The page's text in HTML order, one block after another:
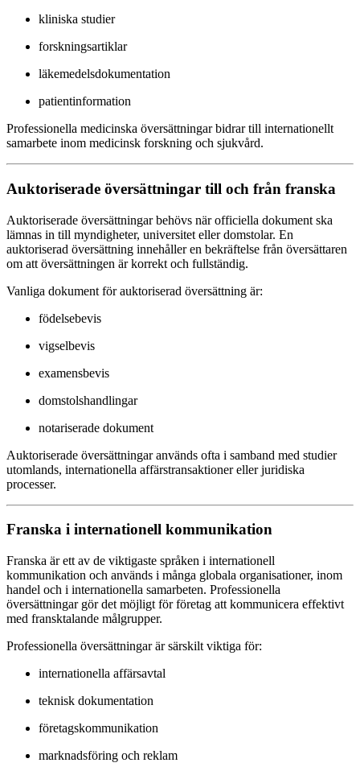
kliniska studier
forskningsartiklar
läkemedelsdokumentation
patientinformation
Professionella medicinska översättningar bidrar till internationellt
samarbete inom medicinsk forskning och sjukvård.
Auktoriserade översättningar till och från franska
Auktoriserade översättningar behövs när officiella dokument ska
lämnas in till myndigheter, universitet eller domstolar. En
auktoriserad översättning innehåller en bekräftelse från översättaren
om att översättningen är korrekt och fullständig.
Vanliga dokument för auktoriserad översättning är:
födelsebevis
vigselbevis
examensbevis
domstolshandlingar
notariserade dokument
Auktoriserade översättningar används ofta i samband med studier
utomlands, internationella affärstransaktioner eller juridiska
processer.
Franska i internationell kommunikation
Franska är ett av de viktigaste språken i internationell
kommunikation och används i många globala organisationer, inom
handel och i internationella samarbeten. Professionella
översättningar gör det möjligt för företag att kommunicera effektivt
med fransktalande målgrupper.
Professionella översättningar är särskilt viktiga för:
internationella affärsavtal
teknisk dokumentation
företagskommunikation
marknadsföring och reklam